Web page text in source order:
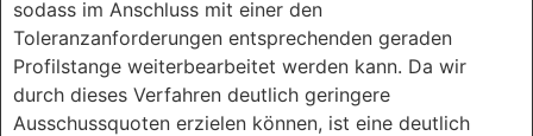
sodass im Anschluss mit einer den
Toleranzanforderungen entsprechenden geraden
Profilstange weiterbearbeitet werden kann. Da wir
durch dieses Verfahren deutlich geringere
Ausschussquoten erzielen können, ist eine deutlich